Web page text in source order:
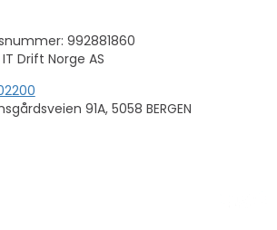
992881860
Drift Norge AS
91A, 5058 BERGEN